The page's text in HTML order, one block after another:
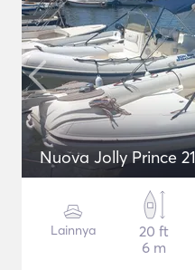
Nuova Jolly Prince 21
Lainnya
20 ft
6 m